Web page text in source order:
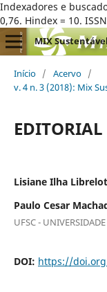
Indexadores e
0,76. Hindex = 10.
MIX
Início / Acervo /
v. 4 n. 3 (2018): Mix
EDITORIAL
Lisiane Ilha
Paulo Cesar
UFSC -
DOI: https://